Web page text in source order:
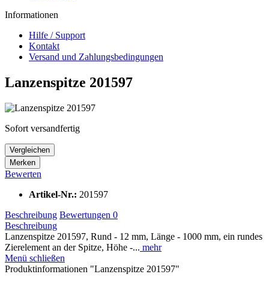
Informationen
Hilfe / Support
Kontakt
Versand und Zahlungsbedingungen
Lanzenspitze 201597
Sofort versandfertig
Vergleichen
Merken
Bewerten
Artikel-Nr.: 201597
Beschreibung Bewertungen 0
Beschreibung
Lanzenspitze 201597, Rund - 12 mm, Länge - 1000 mm, ein rundes
Zierelement an der Spitze, Höhe -... mehr
Menü schließen
Produktinformationen "Lanzenspitze 201597"